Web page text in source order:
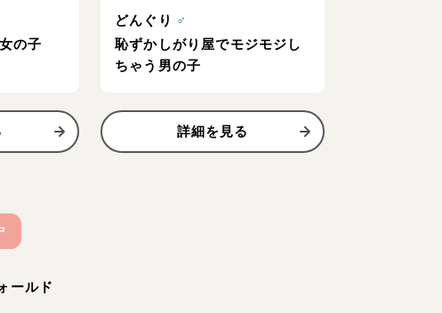
の子
どんぐり
♂
恥ずかしがり屋でモジモジし
ちゃう男の子
詳細を見る
ールド